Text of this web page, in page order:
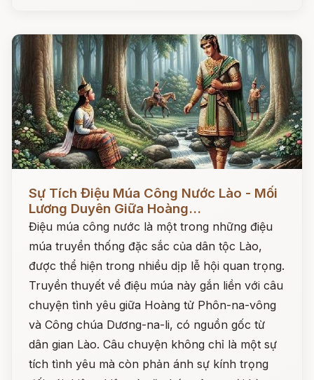
Sự Tích Điệu Múa Công Nước Lào - Mối
Lương Duyên Giữa Hoàng...
Điệu múa công nước là một trong những điệu
múa truyền thống đặc sắc của dân tộc Lào,
được thể hiện trong nhiều dịp lễ hội quan trọng.
Truyền thuyết về điệu múa này gắn liền với câu
chuyện tình yêu giữa Hoàng tử Phôn-na-vông
và Công chúa Dương-na-li, có nguồn gốc từ
dân gian Lào. Câu chuyện không chỉ là một sự
tích tình yêu mà còn phản ánh sự kính trọng